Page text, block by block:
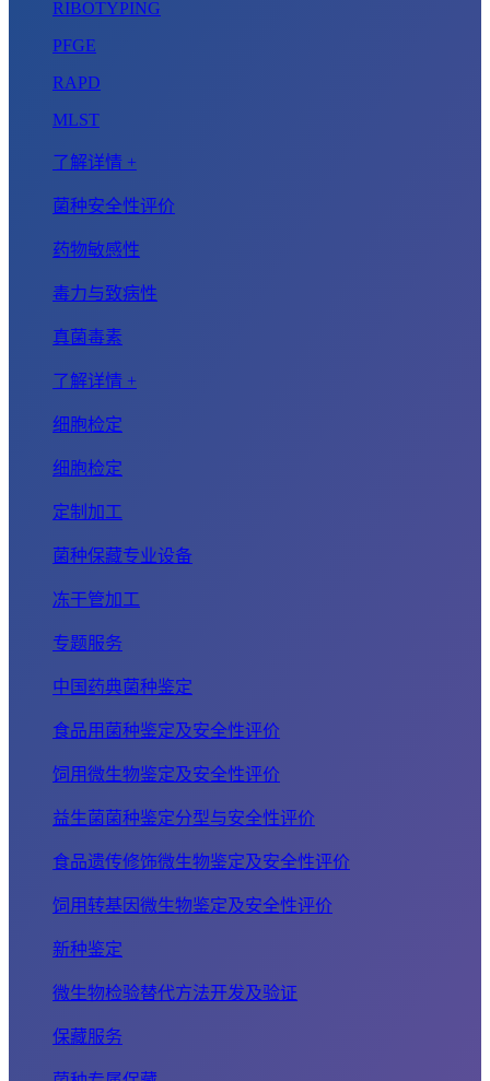
RIBOTYPING
PFGE
RAPD
MLST
了解详情 +
菌种安全性评价
药物敏感性
毒力与致病性
真菌毒素
了解详情 +
细胞检定
细胞检定
定制加工
菌种保藏专业设备
冻干管加工
专题服务
中国药典菌种鉴定
食品用菌种鉴定及安全性评价
饲用微生物鉴定及安全性评价
益生菌菌种鉴定分型与安全性评价
食品遗传修饰微生物鉴定及安全性评价
饲用转基因微生物鉴定及安全性评价
新种鉴定
微生物检验替代方法开发及验证
保藏服务